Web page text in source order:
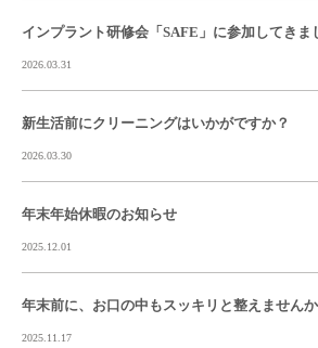
インプラント研修会「SAFE」に参加してきま
2026.03.31
新生活前にクリーニングはいかがですか？
2026.03.30
年末年始休暇のお知らせ
2025.12.01
年末前に、お口の中もスッキリと整えませんか
2025.11.17